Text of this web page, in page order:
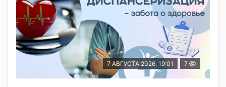
7 АВГУСТА 2026, 19:01 7